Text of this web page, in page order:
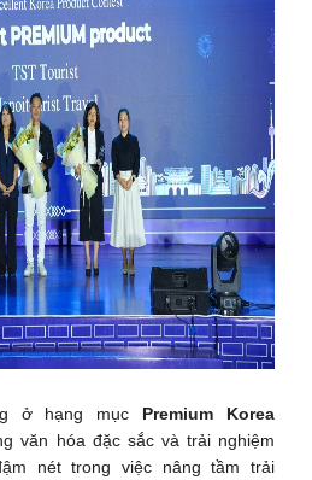
ở hạng mục Premium Korea
văn hóa đặc sắc và trải nghiệm
nét trong việc nâng tầm trải